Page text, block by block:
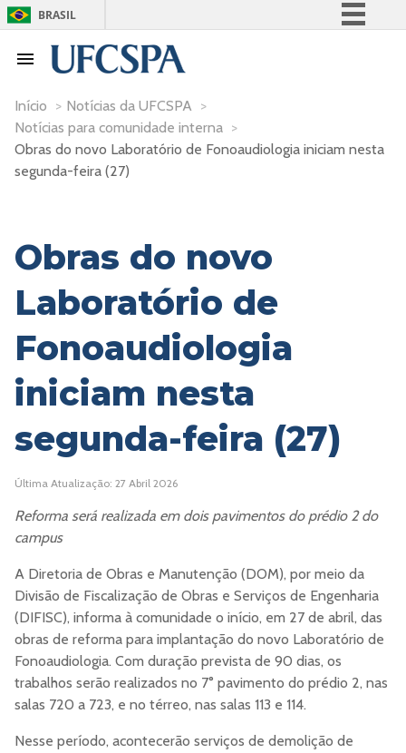
BRASIL
Acesso à informação
Legislação
Início > Notícias da UFCSPA >
Notícias para comunidade interna >
Obras do novo Laboratório de Fonoaudiologia iniciam nesta
segunda-feira (27)
Obras do novo
Laboratório de
Fonoaudiologia
iniciam nesta
segunda-feira (27)
Última Atualização: 27 Abril 2026
Reforma será realizada em dois pavimentos do prédio 2 do
campus
A Diretoria de Obras e Manutenção (DOM), por meio da
Divisão de Fiscalização de Obras e Serviços de Engenharia
(DIFISC), informa à comunidade o início, em 27 de abril, das
obras de reforma para implantação do novo Laboratório de
Fonoaudiologia. Com duração prevista de 90 dias, os
trabalhos serão realizados no 7° pavimento do prédio 2, nas
salas 720 a 723, e no térreo, nas salas 113 e 114.
Nesse período, acontecerão serviços de demolição de